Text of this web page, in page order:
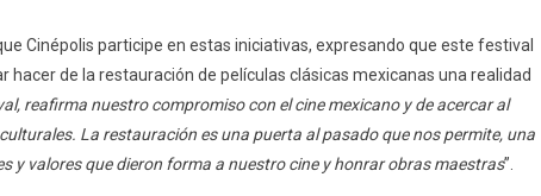
Cinépolis participe en estas iniciativas, expresando que este festival
hacer de la restauración de películas clásicas mexicanas una realidad
reafirma nuestro compromiso con el cine mexicano y de acercar al
La restauración es una puerta al pasado que nos permite, una
y valores que dieron forma a nuestro cine y honrar obras maestras”.